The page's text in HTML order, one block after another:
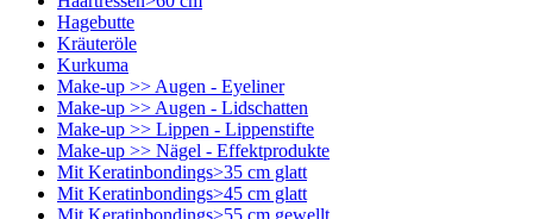
Hagebutte
Kräuteröle
Kurkuma
Make-up >> Augen - Eyeliner
Make-up >> Augen - Lidschatten
Make-up >> Lippen - Lippenstifte
Make-up >> Nägel - Effektprodukte
Mit Keratinbondings>35 cm glatt
Mit Keratinbondings>45 cm glatt
Mit Keratinbondings>55 cm gewellt